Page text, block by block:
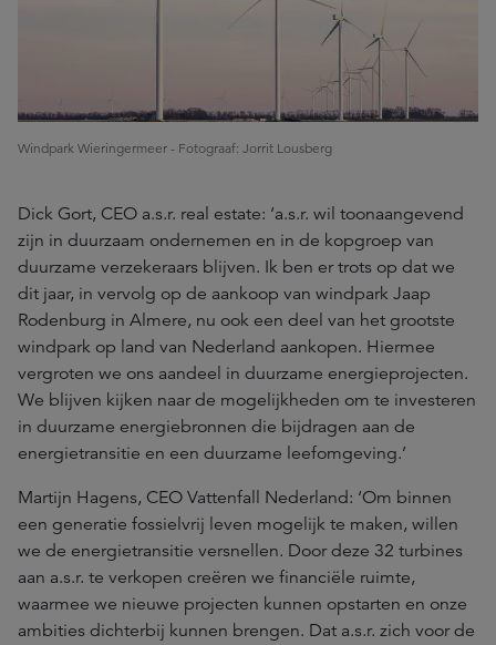
Windpark Wieringermeer - Fotograaf: Jorrit Lousberg
Dick Gort, CEO a.s.r. real estate: ‘a.s.r. wil toonaangevend
zijn in duurzaam ondernemen en in de kopgroep van
duurzame verzekeraars blijven. Ik ben er trots op dat we
dit jaar, in vervolg op de aankoop van windpark Jaap
Rodenburg in Almere, nu ook een deel van het grootste
windpark op land van Nederland aankopen. Hiermee
vergroten we ons aandeel in duurzame energieprojecten.
We blijven kijken naar de mogelijkheden om te investeren
in duurzame energiebronnen die bijdragen aan de
energietransitie en een duurzame leefomgeving.’
Martijn Hagens, CEO Vattenfall Nederland: ‘Om binnen
een generatie fossielvrij leven mogelijk te maken, willen
we de energietransitie versnellen. Door deze 32 turbines
aan a.s.r. te verkopen creëren we financiële ruimte,
waarmee we nieuwe projecten kunnen opstarten en onze
ambities dichterbij kunnen brengen. Dat a.s.r. zich voor de